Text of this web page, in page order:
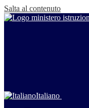
Salta al contenuto
Italiano